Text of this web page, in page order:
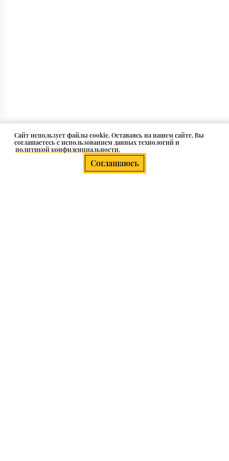
Cайт использует файлы cookie. Оставаясь на нашем сайте, Вы
соглашаетесь с использованием данных технологий и
политикой конфиденциальности.
Соглашаюсь